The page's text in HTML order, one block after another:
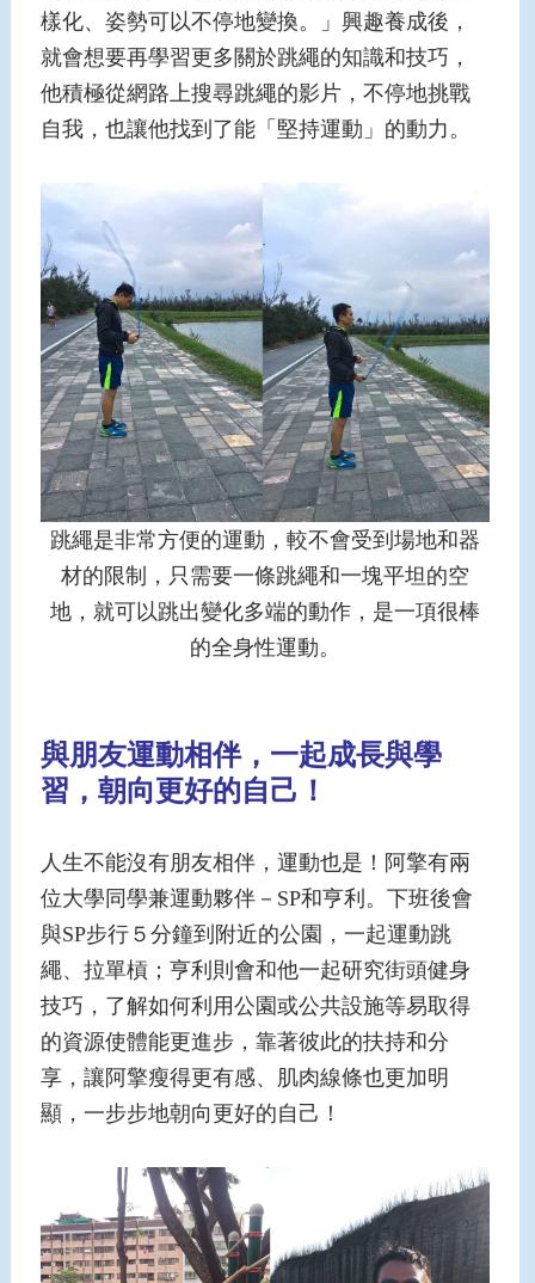
樣化、姿勢可以不停地變換。」興趣養成後，
就會想要再學習更多關於跳繩的知識和技巧，
他積極從網路上搜尋跳繩的影片，不停地挑戰
自我，也讓他找到了能「堅持運動」的動力。
跳繩是非常方便的運動，較不會受到場地和器
材的限制，只需要一條跳繩和一塊平坦的空
地，就可以跳出變化多端的動作，是一項很棒
的全身性運動。
與朋友運動相伴，一起成長與學
習，朝向更好的自己！
人生不能沒有朋友相伴，運動也是！阿擎有兩
位大學同學兼運動夥伴－SP和亨利。下班後會
與SP步行５分鐘到附近的公園，一起運動跳
繩、拉單槓；亨利則會和他一起研究街頭健身
技巧，了解如何利用公園或公共設施等易取得
的資源使體能更進步，靠著彼此的扶持和分
享，讓阿擎瘦得更有感、肌肉線條也更加明
顯，一步步地朝向更好的自己！